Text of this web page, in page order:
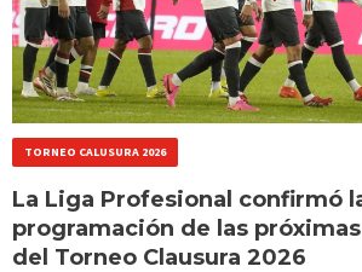
TORNEO CALUSURA 2026
La Liga Profesional confirmó
programación de las
del Torneo Clausura 2026